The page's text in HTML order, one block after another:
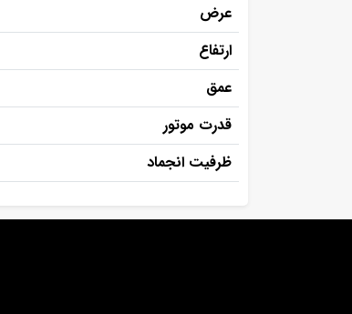
عرض
ارتفاع
عمق
قدرت موتور
ظرفیت انجماد